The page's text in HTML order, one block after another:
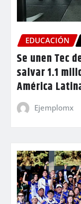
EDUCACIÓN
Se unen Tec
salvar 1.1
América
Ejemplomx